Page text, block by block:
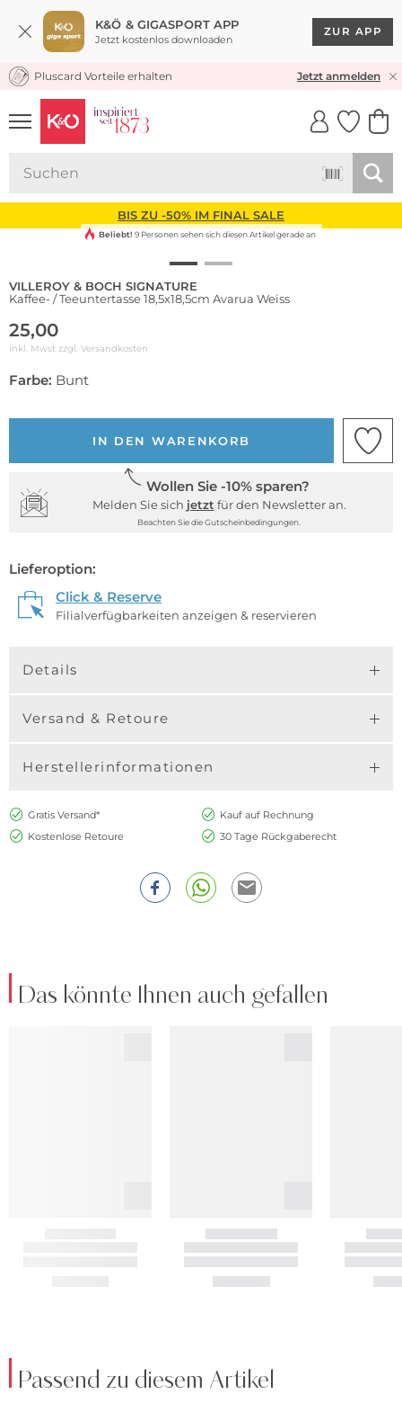
K&Ö & GIGASPORT APP
Jetzt kostenlos downloaden
ZUR APP
KOSTENLOSER VERSAND* & RÜCKVERSAND
Pluscard Vorteile erhalten Jetzt anmelden
UNSERE APP
CLICK &
BIS ZU -50% IM FINAL SALE
Beliebt! 9 Personen sehen sich diesen Artikel gerade an
VILLEROY & BOCH SIGNATURE
Kaffee- / Teeuntertasse 18,5x18,5cm Avarua Weiss
25,00
inkl. Mwst zzgl. Versandkosten
Farbe: Bunt
IN DEN WARENKORB
Wollen Sie -10% sparen?
Melden Sie sich jetzt für den Newsletter an.
Beachten Sie die Gutscheinbedingungen.
Lieferoption:
Click & Reserve
Filialverfügbarkeiten anzeigen & reservieren
Details
Versand & Retoure
Herstellerinformationen
Gratis Versand*
Kauf auf Rechnung
Kostenlose Retoure
30 Tage Rückgaberecht
Das könnte Ihnen auch gefallen
Passend zu diesem Artikel